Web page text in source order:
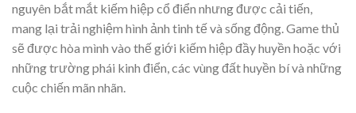
nguyên bắt mắt kiếm hiệp cổ điển nhưng được cải tiến,
mang lại trải nghiệm hình ảnh tinh tế và sống động. Game thủ
sẽ được hòa mình vào thế giới kiếm hiệp đầy huyền hoặc với
những trường phái kinh điển, các vùng đất huyền bí và những
cuộc chiến mãn nhãn.